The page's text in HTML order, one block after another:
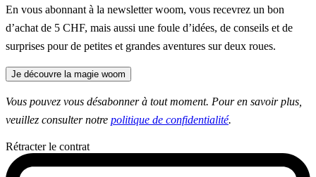
En vous abonnant à la newsletter woom, vous recevrez un bon
d’achat de 5 CHF, mais aussi une foule d’idées, de conseils et de
surprises pour de petites et grandes aventures sur deux roues.
Je découvre la magie woom
Vous pouvez vous désabonner à tout moment. Pour en savoir plus,
veuillez consulter notre politique de confidentialité.
Rétracter le contrat